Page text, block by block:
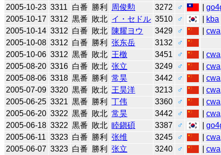
2005-10-23 3311 白番 勝利 周俊勲 3272 ♂ |
2005-10-17 3312 黒番 敗北 イ・セドル 3510 ♂ kba
2005-10-14 3312 白番 敗北 陳耀ヨウ 3429 ♂ |cwa
2005-10-08 3312 白番 勝利 张东岳 3132
♂
2005-10-06 3312 黒番 敗北 王檄 3451 ♂ |cwa
2005-08-20 3316 白番 敗北 张立 3249 ♂ |cwa
2005-08-06 3318 黒番 勝利 常昊 3442 ♂ |cwa
2005-07-09 3320 黒番 敗北 王昊洋 3213 ♂ |cwa
2005-06-25 3321 黒番 勝利 丁伟 3360 ♂ |cwa
2005-06-20 3322 黒番 敗北 常昊 3442 ♂ |cwa
2005-06-18 3322 黒番 敗北 睦鎭碩 3387 ♂ |
2005-06-11 3323 白番 勝利 张维 3245 ♂ |cwa
2005-06-07 3323 白番 勝利 张立 3240 ♂ |cwa